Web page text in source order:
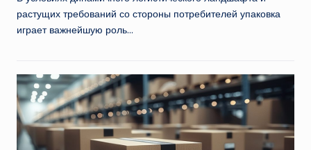
растущих требований со стороны потребителей упаковка
играет важнейшую роль…